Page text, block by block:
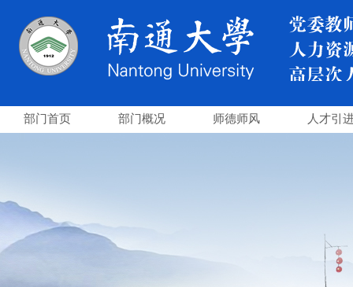
部门首页 部门概况 师德师风 人才引